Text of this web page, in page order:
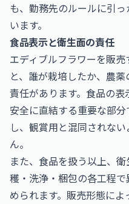
も、勤務先のルールに引
います。
食品表示と衛生面の責任
エディブルフラワーを販
と、誰が栽培したか、農
責任があります。食品の
安全に直結する重要な部
し、観賞用と混同されな
ん。
また、食品を扱う以上、
穫・洗浄・梱包の各工程
められます。販売形態に